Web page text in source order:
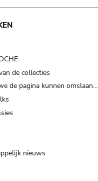
de collecties
de pagina kunnen omslaan…
nieuws